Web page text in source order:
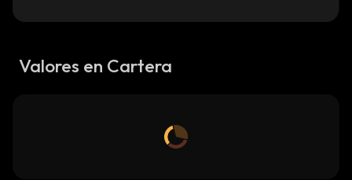
Valores en Cartera